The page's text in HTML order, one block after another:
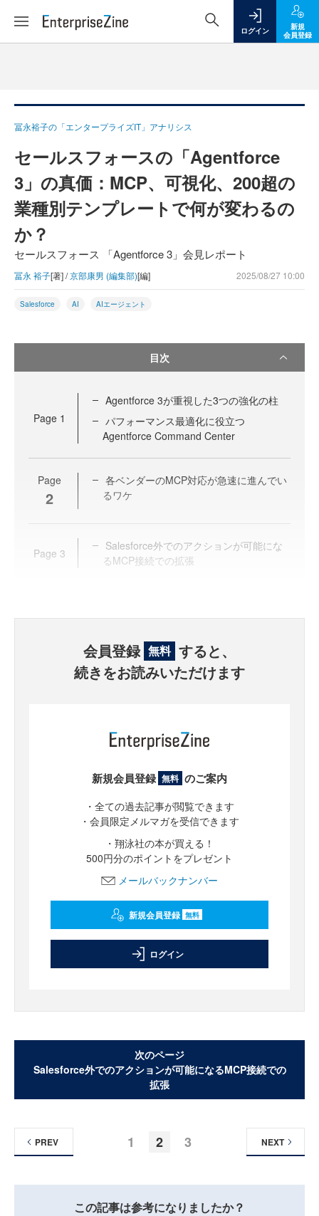
ログイン
新規
会員登録
冨永裕子の「エンタープライズIT」アナリシス
セールスフォースの「Agentforce
3」の真価：MCP、可視化、200超の
業種別テンプレートで何が変わるの
か？
セールスフォース 「Agentforce 3」会見レポート
冨永 裕子[著] /京部康男 (編集部)[編] 2025/08/27 10:00
Salesforce AI AIエージェント
目次
Page 1
Agentforce 3が重視した3つの強化の柱
パフォーマンス最適化に役立つ
Agentforce Command Center
Page
2
各ベンダーのMCP対応が急速に進んでい
るワケ
Page 3
Salesforce外でのアクションが可能にな
るMCP接続での拡張
会員登録 無料 すると、
続きをお読みいただけます
新規会員登録 無料 のご案内
・全ての過去記事が閲覧できます
・会員限定メルマガを受信できます
・翔泳社の本が買える！
500円分のポイントをプレゼント
メールバックナンバー
新規会員登録 無料
ログイン
次のページ
Salesforce外でのアクションが可能になるMCP接続での
拡張
1 2 3
PREV NEXT
この記事は参考になりましたか？